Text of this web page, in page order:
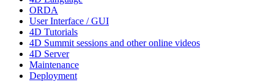
ORDA
User Interface / GUI
4D Tutorials
4D Summit sessions and other online videos
4D Server
Maintenance
Deployment